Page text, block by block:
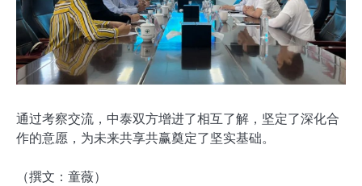
通过考察交流，中泰双方增进了相互了解，坚定了深化合
作的意愿，为未来共享共赢奠定了坚实基础。
（撰文：童薇）